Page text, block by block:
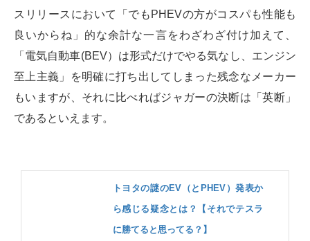
スリリースにおいて「でもPHEVの方がコスパも性能も
良いからね」的な余計な一言をわざわざ付け加えて、
「電気自動車(BEV）は形式だけでやる気なし、エンジン
至上主義」を明確に打ち出してしまった残念なメーカー
もいますが、それに比べればジャガーの決断は「英断」
であるといえます。
トヨタの謎のEV（とPHEV）発表か
ら感じる疑念とは？【それでテスラ
に勝てると思ってる？】